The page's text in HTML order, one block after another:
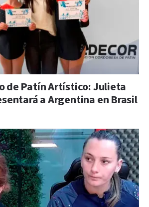
de Patín Artístico: Julieta
a Argentina en Brasil